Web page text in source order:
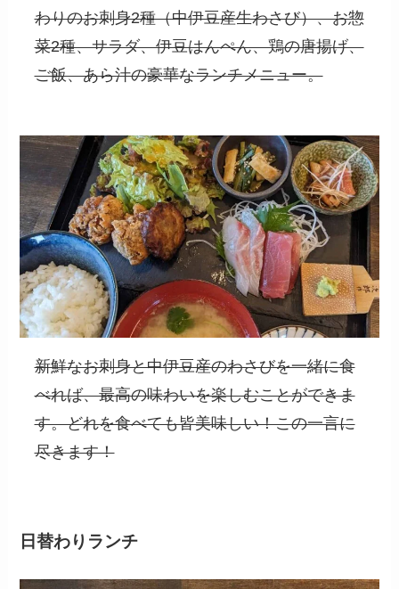
わりのお刺身2種（中伊豆産生わさび）、お惣
菜2種、サラダ、伊豆はんぺん、鶏の唐揚げ、
ご飯、あら汁の豪華なランチメニュー。
新鮮なお刺身と中伊豆産のわさびを一緒に食
べれば、最高の味わいを楽しむことができま
す。どれを食べても皆美味しい！この一言に
尽きます！
日替わりランチ